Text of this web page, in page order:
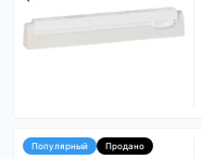
Популярный Продано